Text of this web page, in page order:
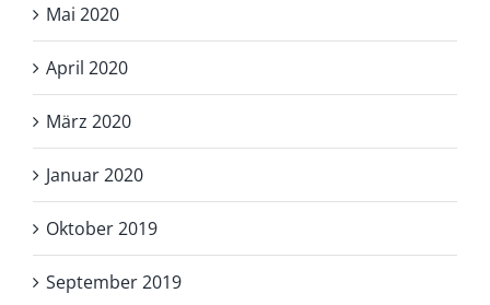
Mai 2020
April 2020
März 2020
Januar 2020
Oktober 2019
September 2019